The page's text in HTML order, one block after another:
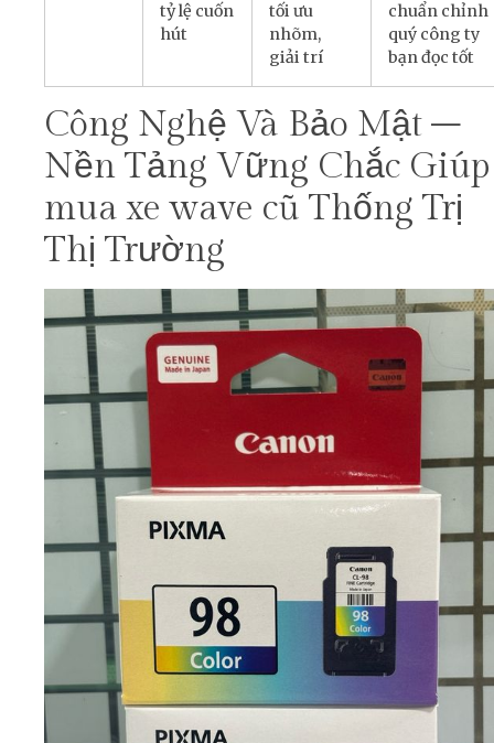
tỷ lệ cuốn
hút
tối ưu
nhõm,
giải trí
chuẩn chỉnh
quý công ty
bạn đọc tốt
Công Nghệ Và Bảo Mật –
Nền Tảng Vững Chắc Giúp
mua xe wave cũ Thống Trị
Thị Trường